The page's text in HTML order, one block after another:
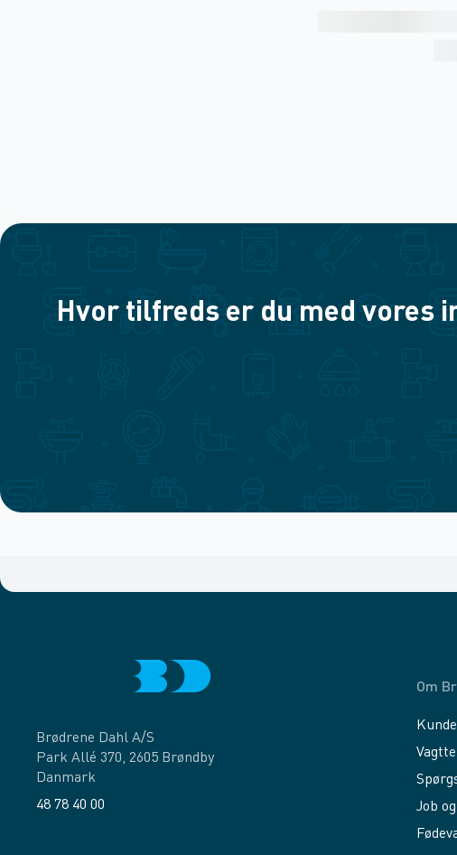
Hvor tilfreds er du med vores
Brødrene Dahl A/S
Park Allé 370, 2605 Brøndby
Danmark
48 78 40 00
Om
Job